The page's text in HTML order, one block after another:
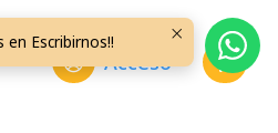
Acceso
en Escribirnos!!